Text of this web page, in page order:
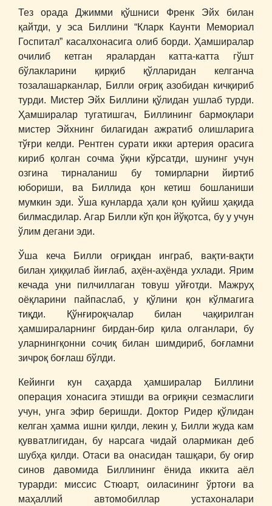
Тез орада Джимми қўшниси Френк Эйх билан
қайтди, у эса Биллини “Кларк Каунти Мемориал
Госпитал” касалхонасига олиб борди. Ҳамширалар
очилиб кетган яралардан катта-катта гўшт
бўлакларини қирқиб қўлларидан келганча
тозалашарканлар, Билли оғриқ азобидан кичқириб
турди. Мистер Эйх Биллини қўлидан ушлаб турди.
Ҳамширалар тугатишгач, Биллининг бармоқлари
мистер Эйхнинг билагидан ажратиб олишларига
тўғри келди. Рентген сурати икки артерия орасига
кириб қолган сочма ўқни кўрсатди, шунинг учун
озгина тирналаниш бу томирларни йиртиб
юбориши, ва Биллида қон кетиш бошланиши
мумкин эди. Ўша кунларда ҳали қон қуйиш ҳақида
билмасдилар. Агар Билли кўп қон йўқотса, бу у учун
ўлим дегани эди.
Ўша кеча Билли оғриқдан инграб, вақти-вақти
билан ҳиққилаб йиғлаб, аҳён-аҳёнда ухлади. Ярим
кечада уни пилчиллаган товуш уйғотди. Мажруҳ
оёқларини пайпаслаб, у қўлини қон кўлмагига
тиқди. Қўнғироқчалар билан чақирилган
ҳамшираларнинг бирдан-бир қила олганлари, бу
уларнингқонни сочиқ билан шимдириб, боғламни
зичроқ боғлаш бўлди.
Кейинги кун саҳарда ҳамширалар Биллини
операция хонасига этишди ва оғриқни сезмаслиги
учун, унга эфир беришди. Доктор Ридер қўлидан
келган ҳамма ишни қилди, лекин у, Билли жуда кам
қувватлигидан, бу нарсага чидай олармикан деб
шубҳа қилди. Отаси ва онасидан ташқари, бу оғир
синов давомида Биллининг ёнида иккита аёл
турарди: миссис Стюарт, оиласининг ўртоғи ва
маҳаллий автомобиллар устахоналари